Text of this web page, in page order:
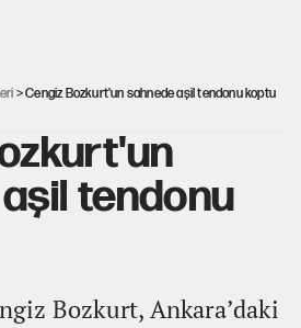
> Cengiz Bozkurt'un sahnede aşil tendonu koptu
tendonu
Bozkurt, Ankara’daki